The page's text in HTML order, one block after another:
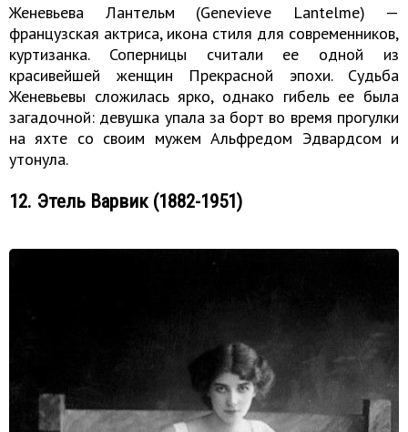
Женевьева Лантельм (Genevieve Lantelme) —
французская актриса, икона стиля для современников,
куртизанка. Соперницы считали ее одной из
красивейшей женщин Прекрасной эпохи. Судьба
Женевьевы сложилась ярко, однако гибель ее была
загадочной: девушка упала за борт во время прогулки
на яхте со своим мужем Альфредом Эдвардсом и
утонула.
12. Этель Варвик (1882-1951)